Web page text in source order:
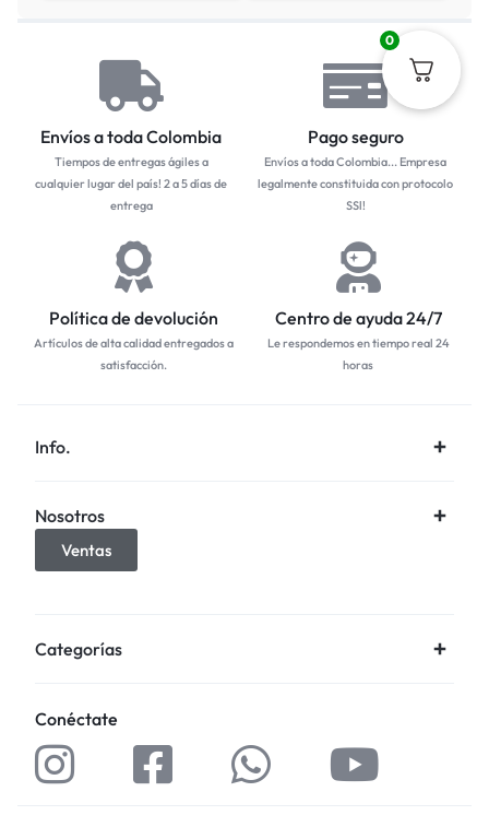
Envíos a toda Colombia
Tiempos de entregas ágiles a
cualquier lugar del país! 2 a 5 días de
entrega
Pago seguro
Envíos a toda Colombia... Empresa
legalmente constituida con protocolo
SSl!
Política de devolución
Artículos de alta calidad entregados a
satisfacción.
Centro de ayuda 24/7
Le respondemos en tiempo real 24
horas
Info.
Nosotros
Ventas
Categorías
Conéctate
0